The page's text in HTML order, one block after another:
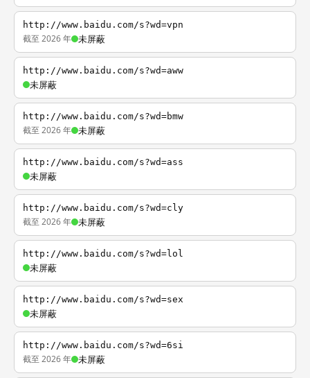
http://www.baidu.com/s?wd=vpn
截至 2026 年 未屏蔽
http://www.baidu.com/s?wd=aww
未屏蔽
http://www.baidu.com/s?wd=bmw
截至 2026 年 未屏蔽
http://www.baidu.com/s?wd=ass
未屏蔽
http://www.baidu.com/s?wd=cly
截至 2026 年 未屏蔽
http://www.baidu.com/s?wd=lol
未屏蔽
http://www.baidu.com/s?wd=sex
未屏蔽
http://www.baidu.com/s?wd=6si
截至 2026 年 未屏蔽